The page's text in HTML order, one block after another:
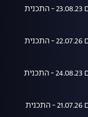
שיחת היום 23.08.23 - התכנית
שיחת היום 22.07.26 - התכנית
שיחת היום 24.08.23 - התכנית
שיחת היום 21.07.26 - התכנית